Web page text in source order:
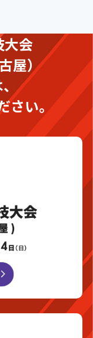
大会
屋）
さい。